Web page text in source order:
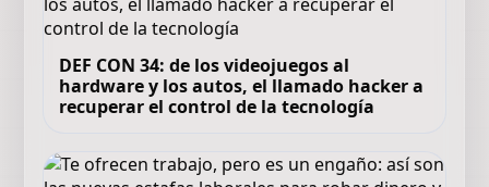
DEF CON 34: de los videojuegos al
hardware y los autos, el llamado hacker a
recuperar el control de la tecnología